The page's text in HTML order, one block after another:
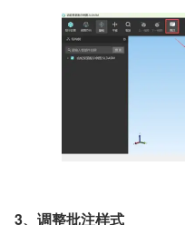
3、调整批注样式